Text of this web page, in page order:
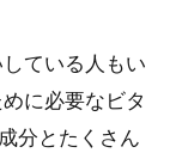
限して運動をすれば
ている人もい
に必要なビタ
分とたくさん